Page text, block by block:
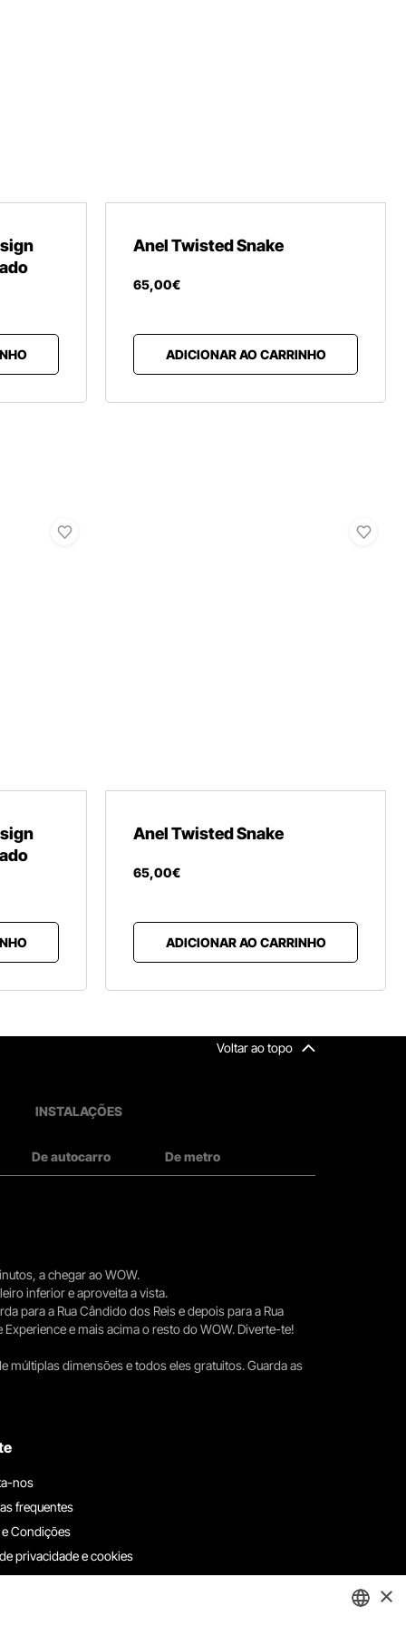
Anel Twisted Snake
65,00€
ADICIONAR AO CARRINHO
Anel Twisted Snake
65,00€
ADICIONAR AO CARRINHO
Voltar ao topo
INSTALAÇÕES
De autocarro De metro
a chegar ao WOW.
inferior e aproveita a vista.
para a Rua Cândido dos Reis e depois para a Rua
e mais acima o resto do WOW. Diverte-te!
múltiplas dimensões e todos eles gratuitos. Guarda as
nos
frequentes
Condições
privacidade e cookies
connosco
×